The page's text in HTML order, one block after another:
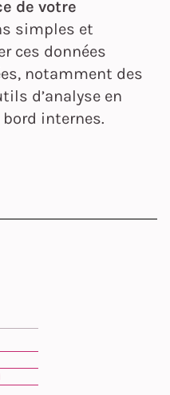
de votre
simples et
ces données
notamment des
d’analyse en
internes.